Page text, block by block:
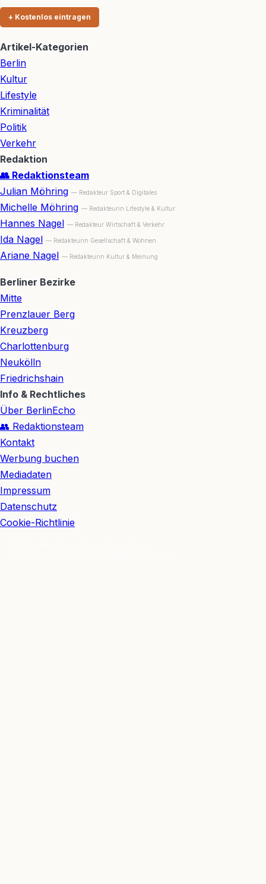
+ Kostenlos eintragen
Artikel-Kategorien
Berlin
Kultur
Lifestyle
Kriminalität
Politik
Verkehr
Redaktion
👥 Redaktionsteam
Julian Möhring — Redakteur Sport & Digitales
Michelle Möhring — Redakteurin Lifestyle & Kultur
Hannes Nagel — Redakteur Wirtschaft & Verkehr
Ida Nagel — Redakteurin Gesellschaft & Wohnen
Ariane Nagel — Redakteurin Kultur & Meinung
Berliner Bezirke
Mitte
Prenzlauer Berg
Kreuzberg
Charlottenburg
Neukölln
Friedrichshain
Info & Rechtliches
Über BerlinEcho
👥 Redaktionsteam
Kontakt
Werbung buchen
Mediadaten
Impressum
Datenschutz
Cookie-Richtlinie